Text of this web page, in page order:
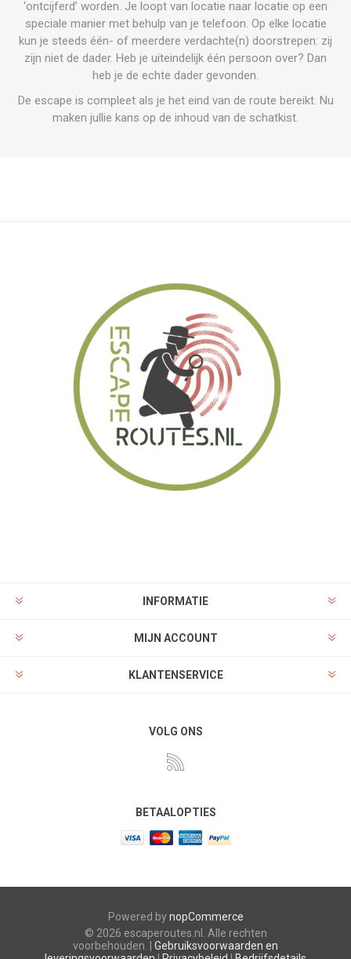
‘ontcijferd’ worden. Je loopt van locatie naar locatie op een
speciale manier met behulp van je telefoon. Op elke locatie
kun je steeds één- of meerdere verdachte(n) doorstrepen: zij
zijn niet de dader. Heb je uiteindelijk één persoon over? Dan
heb je de echte dader gevonden.
De escape is compleet als je het eind van de route bereikt. Nu
maken jullie kans op de inhoud van de schatkist.
INFORMATIE
MIJN ACCOUNT
KLANTENSERVICE
VOLG ONS
BETAALOPTIES
Powered bynopCommerce
© 2026 escaperoutes.nl. Alle rechten
voorbehouden. | Gebruiksvoorwaarden en